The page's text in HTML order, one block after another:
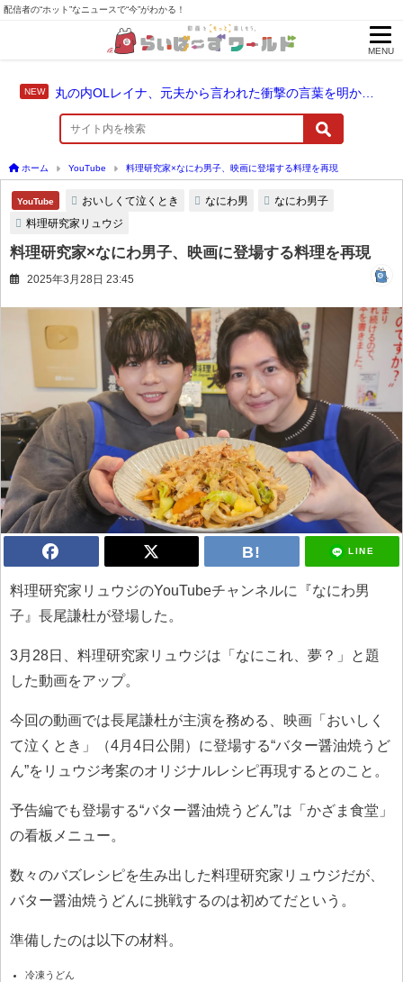
配信者の“ホット”なニュースで“今”がわかる！
MENU
丸の内OLレイナ、元夫から言われた衝撃の言葉を明かす「もっとお金渡さないと保育園いれない」
ホーム YouTube 料理研究家×なにわ男子、映画に登場する料理を再現
YouTube おいしくて泣くとき なにわ男
なにわ男子
料理研究家リュウジ
料理研究家×なにわ男子、映画に登場する料理を再現
2025年3月28日 23:45
LINE
料理研究家リュウジのYouTubeチャンネルに『なにわ男
子』長尾謙杜が登場した。
3月28日、料理研究家リュウジは「なにこれ、夢？」と題
した動画をアップ。
今回の動画では長尾謙杜が主演を務める、映画「おいしく
て泣くとき」（4月4日公開）に登場する“バター醤油焼うど
ん”をリュウジ考案のオリジナルレシピ再現するとのこと。
予告編でも登場する“バター醤油焼うどん”は「かざま食堂」
の看板メニュー。
数々のバズレシピを生み出した料理研究家リュウジだが、
バター醤油焼うどんに挑戦するのは初めてだという。
準備したのは以下の材料。
冷凍うどん